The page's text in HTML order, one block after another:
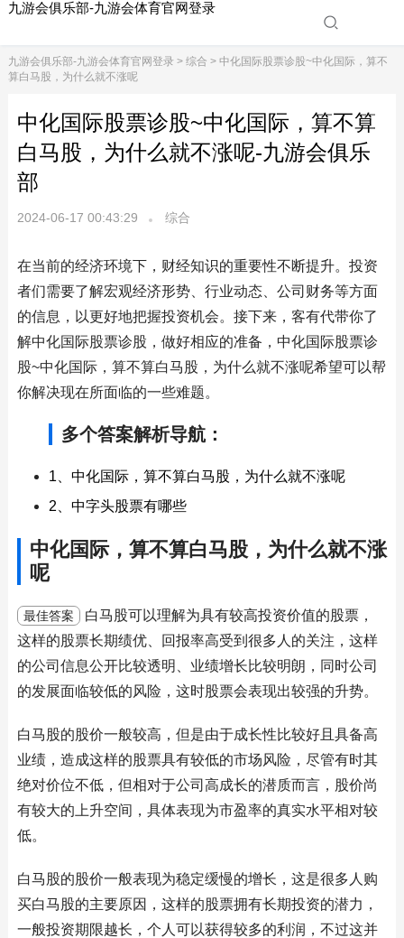
九游会俱乐部-九游会体育官网登录
九游会俱乐部-九游会体育官网登录> 综合 > 中化国际股票诊股~中化国际，算不
算白马股，为什么就不涨呢
中化国际股票诊股~中化国际，算不算
白马股，为什么就不涨呢-九游会俱乐
部
2024-06-17 00:43:29 综合
在当前的经济环境下，财经知识的重要性不断提升。投资
者们需要了解宏观经济形势、行业动态、公司财务等方面
的信息，以更好地把握投资机会。接下来，客有代带你了
解中化国际股票诊股，做好相应的准备，中化国际股票诊
股~中化国际，算不算白马股，为什么就不涨呢希望可以帮
你解决现在所面临的一些难题。
多个答案解析导航：
1、中化国际，算不算白马股，为什么就不涨呢
2、中字头股票有哪些
中化国际，算不算白马股，为什么就不涨
呢
最佳答案
白马股可以理解为具有较高投资价值的股票，
这样的股票长期绩优、回报率高受到很多人的关注，这样
的公司信息公开比较透明、业绩增长比较明朗，同时公司
的发展面临较低的风险，这时股票会表现出较强的升势。
白马股的股价一般较高，但是由于成长性比较好且具备高
业绩，造成这样的股票具有较低的市场风险，尽管有时其
绝对价位不低，但相对于公司高成长的潜质而言，股价尚
有较大的上升空间，具体表现为市盈率的真实水平相对较
低。
白马股的股价一般表现为稳定缓慢的增长，这是很多人购
买白马股的主要原因，这样的股票拥有长期投资的潜力，
一般投资期限越长，个人可以获得较多的利润，不过这并